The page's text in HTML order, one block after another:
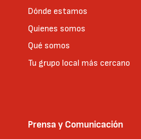
Dónde estamos
Quienes somos
Qué somos
Tu grupo local más cercano
Prensa y Comunicación